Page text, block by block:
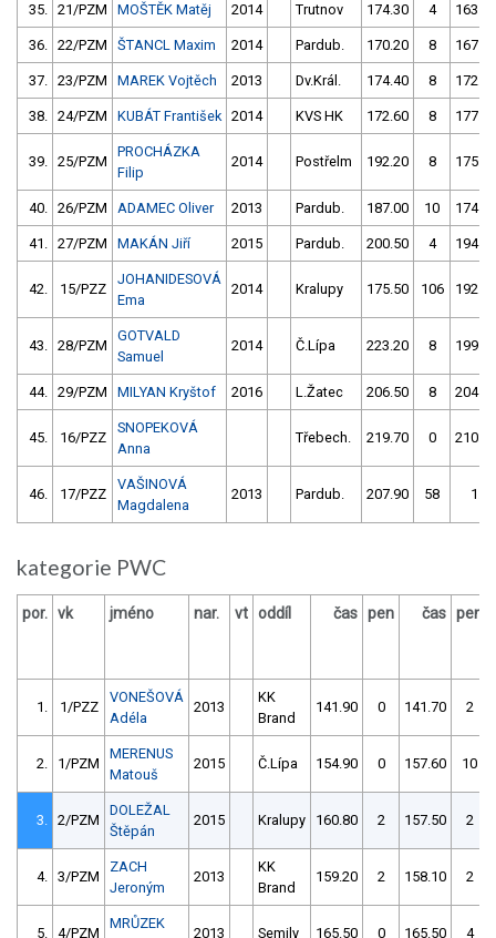
35. 21/PZM MOŠTĚK Matěj 2014 Trutnov 174.30 4 163.20
36. 22/PZM ŠTANCL Maxim 2014 Pardub. 170.20 8 167.50
37. 23/PZM MAREK Vojtěch 2013 Dv.Král. 174.40 8 172.70
38. 24/PZM KUBÁT František 2014 KVS HK 172.60 8 177.40
39. 25/PZM
PROCHÁZKA
Filip
2014 Postřelm 192.20 8 175.10
40. 26/PZM ADAMEC Oliver 2013 Pardub. 187.00 10 174.00
41. 27/PZM MAKÁN Jiří 2015 Pardub. 200.50 4 194.10
42. 15/PZZ
JOHANIDESOVÁ
Ema
2014 Kralupy 175.50 106 192.30
43. 28/PZM
GOTVALD
Samuel
2014 Č.Lípa 223.20 8 199.80
44. 29/PZM MILYAN Kryštof 2016 L.Žatec 206.50 8 204.60
45. 16/PZZ
SNOPEKOVÁ
Anna
Třebech. 219.70 0 210.70
46. 17/PZZ
VAŠINOVÁ
Magdalena
2013 Pardub. 207.90 58 1.00
kategorie PWC
por. vk jméno nar. vt oddíl čas pen čas pen
1. 1/PZZ
VONEŠOVÁ
Adéla
2013
KK
Brand
141.90 0 141.70 2
2. 1/PZM
MERENUS
Matouš
2015 Č.Lípa 154.90 0 157.60 10
3. 2/PZM
DOLEŽAL
Štěpán
2015 Kralupy 160.80 2 157.50 2
4. 3/PZM
ZACH
Jeroným
2013
KK
Brand
159.20 2 158.10 2
5. 4/PZM
MRŮZEK
2013 Semily 165.50 0 165.50 4